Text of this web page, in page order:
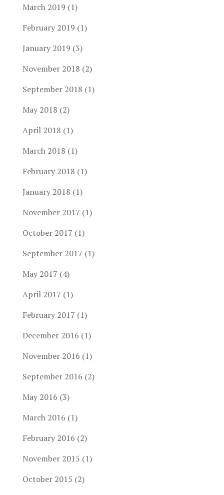
March 2019 (1)
February 2019 (1)
January 2019 (3)
November 2018 (2)
September 2018 (1)
May 2018 (2)
April 2018 (1)
March 2018 (1)
February 2018 (1)
January 2018 (1)
November 2017 (1)
October 2017 (1)
September 2017 (1)
May 2017 (4)
April 2017 (1)
February 2017 (1)
December 2016 (1)
November 2016 (1)
September 2016 (2)
May 2016 (3)
March 2016 (1)
February 2016 (2)
November 2015 (1)
October 2015 (2)